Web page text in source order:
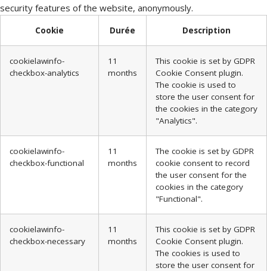
security features of the website, anonymously.
Cookie Durée Description
cookielawinfo-
checkbox-analytics
11
months
This cookie is set by GDPR
Cookie Consent plugin.
The cookie is used to
store the user consent for
the cookies in the category
"Analytics".
cookielawinfo-
checkbox-functional
11
months
The cookie is set by GDPR
cookie consent to record
the user consent for the
cookies in the category
"Functional".
cookielawinfo-
checkbox-necessary
11
months
This cookie is set by GDPR
Cookie Consent plugin.
The cookies is used to
store the user consent for